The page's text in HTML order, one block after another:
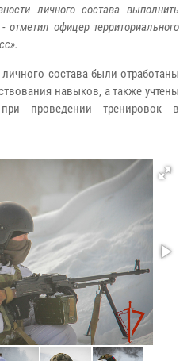
личного состава выполнить
офицер территориального
состава были отработаны
навыков, а также учтены
проведении тренировок в